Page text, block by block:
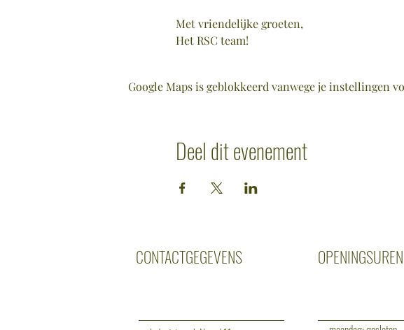
Met vriendelijke groeten,
Het RSC team!
Google Maps is geblokkeerd vanwege je instellingen
Deel dit evenement
CONTACTGEGEVENS OPENINGSUREN